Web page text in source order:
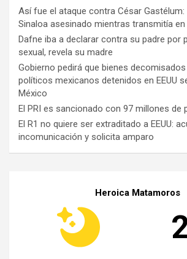
Así fue el ataque contra César Gastélum:
Sinaloa asesinado mientras transmitía en
Dafne iba a declarar contra su padre por
sexual, revela su madre
Gobierno pedirá que bienes
políticos mexicanos detenidos en EEUU
México
El PRI es sancionado con 97 millones de
El R1 no quiere ser extraditado a EEUU:
incomunicación y solicita amparo
Heroica Matamoros